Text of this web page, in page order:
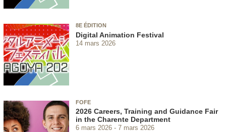
8E ÉDITION
Digital Animation Festival
14 mars 2026
FOFE
2026 Careers, Training and Guidance Fair
in the Charente Department
6 mars 2026 7 mars 2026